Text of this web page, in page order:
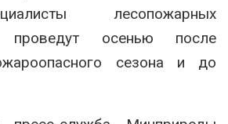
лесопожарных
проведут осенью после
сезона и до